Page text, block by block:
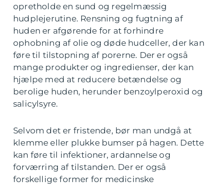
opretholde en sund og regelmæssig
hudplejerutine. Rensning og fugtning af
huden er afgørende for at forhindre
ophobning af olie og døde hudceller, der kan
føre til tilstopning af porerne. Der er også
mange produkter og ingredienser, der kan
hjælpe med at reducere betændelse og
berolige huden, herunder benzoylperoxid og
salicylsyre.
Selvom det er fristende, bør man undgå at
klemme eller plukke bumser på hagen. Dette
kan føre til infektioner, ardannelse og
forværring af tilstanden. Der er også
forskellige former for medicinske